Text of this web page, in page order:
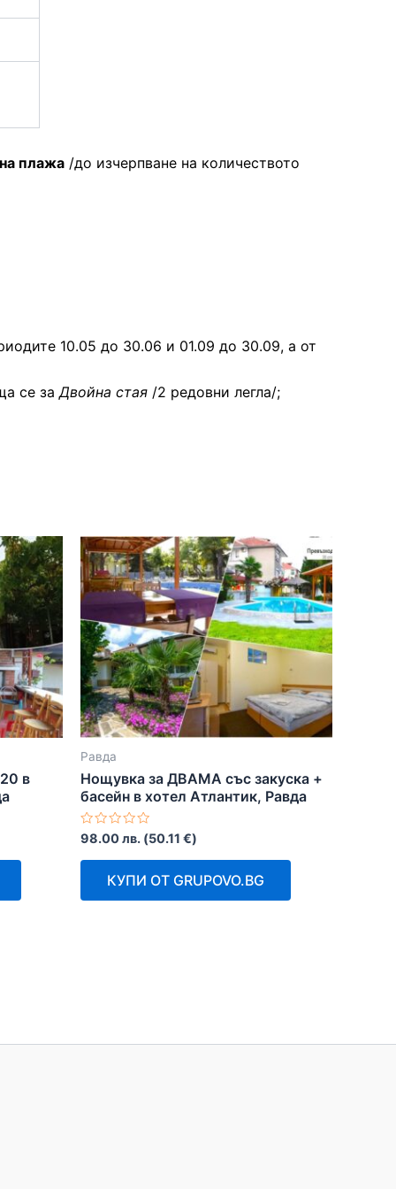
плажа /до изчерпване на количеството
10.05 до 30.06 и 01.09 до 30.09, а от
се за Двойна стая /2 редовни легла/;
в
Равда
Нощувка за ДВАМА със закуска +
басейн в хотел Атлантик, Равда
Оценено
с
0
98.00лв. (50.11 €)
КУПИ ОТ GRUPOVO.BG